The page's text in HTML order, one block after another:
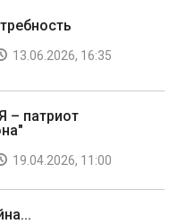
13.06.2026, 16:35
– патриот
19.04.2026, 11:00